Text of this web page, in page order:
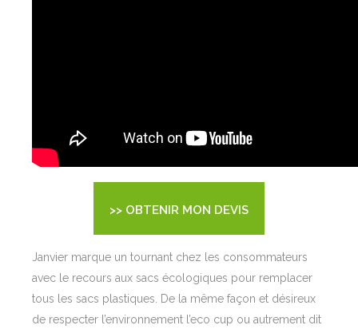
>> OBTENIR MON DEVIS
Janvier marque un tournant chez les consommateurs
avec le recours aux sacs écologiques pour remplacer
tous les sacs plastiques. De la même façon et désireux
de respecter l’environnement l’eco cup ou autrement dit